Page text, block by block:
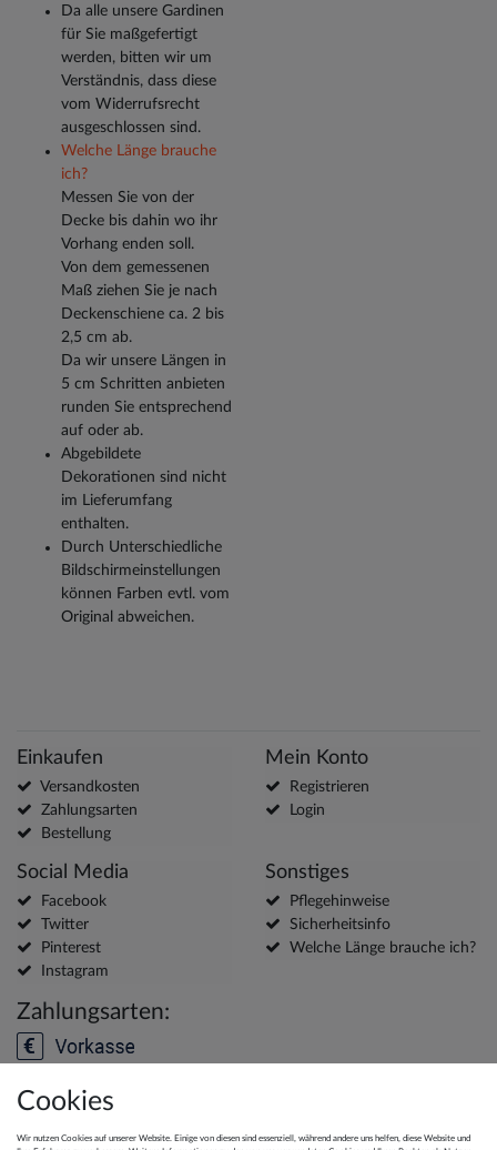
Da alle unsere Gardinen
für Sie maßgefertigt
werden, bitten wir um
Verständnis, dass diese
vom Widerrufsrecht
ausgeschlossen sind.
Welche Länge brauche
ich?
Messen Sie von der
Decke bis dahin wo ihr
Vorhang enden soll.
Von dem gemessenen
Maß ziehen Sie je nach
Deckenschiene ca. 2 bis
2,5 cm ab.
Da wir unsere Längen in
5 cm Schritten anbieten
runden Sie entsprechend
auf oder ab.
Abgebildete
Dekorationen sind nicht
im Lieferumfang
enthalten.
Durch Unterschiedliche
Bildschirmeinstellungen
können Farben evtl. vom
Original abweichen.
Einkaufen
Versandkosten
Zahlungsarten
Bestellung
Mein Konto
Registrieren
Login
Social Media
Facebook
Twitter
Pinterest
Instagram
Sonstiges
Pflegehinweise
Sicherheitsinfo
Welche Länge brauche ich?
Zahlungsarten:
Versanddienstleister:
Cookies
Wir nutzen Cookies auf unserer Website. Einige von diesen sind essenziell, während andere uns helfen, diese Website und